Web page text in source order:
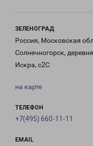
ЗЕЛЕНОГРАД
Россия, Московская
Солнечногорск,
Искра, с2С
на карте
ТЕЛЕФОН
+7(495) 660-11-11
EMAIL